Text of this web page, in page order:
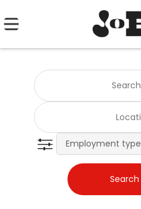
Employment type